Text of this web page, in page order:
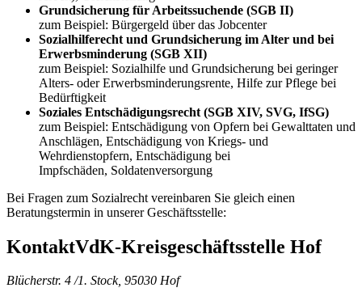
Grundsicherung für Arbeitssuchende (SGB II)
zum Beispiel: Bürgergeld über das Jobcenter
Sozialhilferecht und Grundsicherung im Alter und bei
Erwerbsminderung (SGB XII)
zum Beispiel: Sozialhilfe und Grundsicherung bei geringer
Alters- oder Erwerbsminderungsrente, Hilfe zur Pflege bei
Bedürftigkeit
Soziales Entschädigungsrecht (SGB XIV, SVG, IfSG)
zum Beispiel: Entschädigung von Opfern bei Gewalttaten und
Anschlägen, Entschädigung von Kriegs- und
Wehrdienstopfern, Entschädigung bei
Impfschäden, Soldatenversorgung
Bei Fragen zum Sozialrecht vereinbaren Sie gleich einen
Beratungstermin in unserer Geschäftsstelle:
KontaktVdK-Kreisgeschäftsstelle Hof
Blücherstr. 4 /1. Stock, 95030 Hof